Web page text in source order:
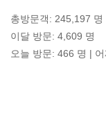
총방문객: 245,197
이달 방문: 4,609 명
오늘 방문: 466 명 |